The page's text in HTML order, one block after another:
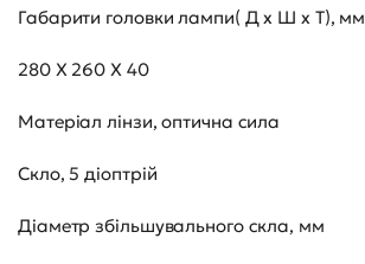
Габарити головки лампи( Д х Ш х Т), мм
280 Х 260 Х 40
Матеріал лінзи, оптична сила
Скло, 5 діоптрій
Діаметр збільшувального скла, мм